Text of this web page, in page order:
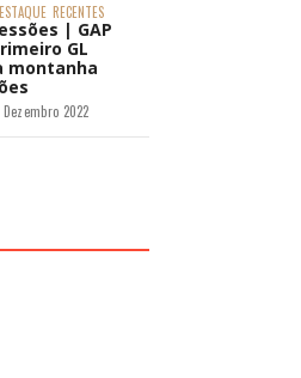
RECENTES
| GAP
GL
montanha
2022